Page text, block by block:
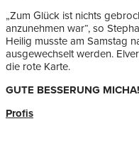
„Zum Glück ist nichts
anzunehmen war“, so
Heilig musste am Samstag
ausgewechselt werden.
die rote Karte.
GUTE BESSERUNG MICHA!
Profis